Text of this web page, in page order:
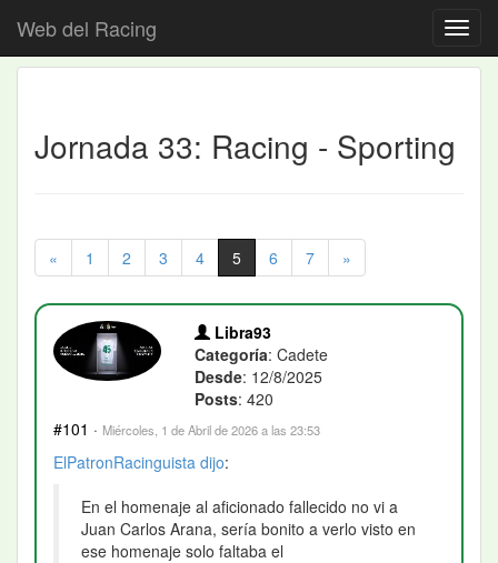
Web del Racing
Jornada 33: Racing - Sporting
« 1 2 3 4 5 6 7 »
Libra93
Categoría: Cadete
Desde: 12/8/2025
Posts: 420
#101 · Miércoles, 1 de Abril de 2026 a las 23:53
ElPatronRacinguista dijo:
En el homenaje al aficionado fallecido no vi a
Juan Carlos Arana, sería bonito a verlo visto en
ese homenaje solo faltaba el